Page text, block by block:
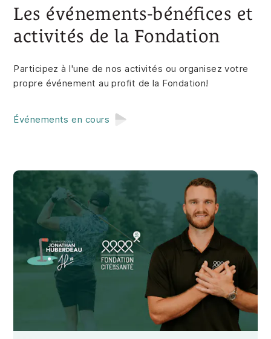
Les événements-bénéfices et
activités de la Fondation
Participez à l'une de nos activités ou organisez votre
propre événement au profit de la Fondation!
Événements en cours